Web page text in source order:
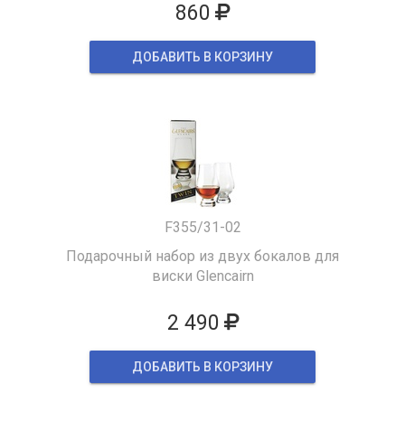
860
ДОБАВИТЬ В КОРЗИНУ
F355/31-02
Подарочный набор из двух бокалов для
виски Glencairn
2 490
ДОБАВИТЬ В КОРЗИНУ